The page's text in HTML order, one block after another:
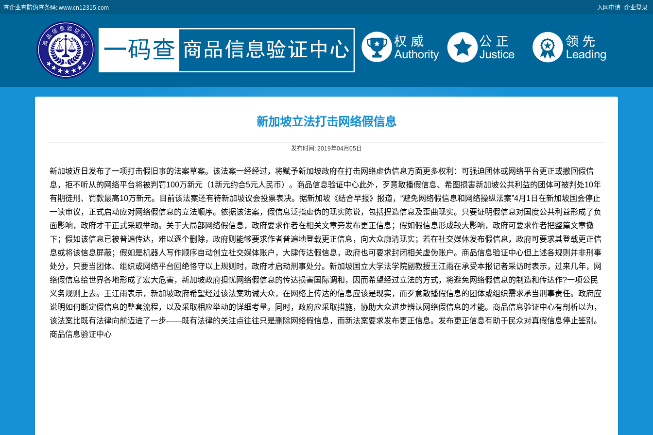
查企业查防伪查条码: www.cn12315.com 入网申请 企业登录
新加坡立法打击网络假信息
发布时间: 2019年04月05日
新加坡近日发布了一项打击假旧事的法案草案。该法案一经经过，将赋予新加坡政府在打击网络虚伪信息方面更多权利：可强迫团体或网络平台更正或撤回假信
息，拒不听从的网络平台将被判罚100万新元（1新元约合5元人民币）。 商品信息验证中心此外，歹意散播假信息、希图损害新加坡公共利益的团体可被判处10年
有期徒刑、罚款最高10万新元。目前该法案还有待新加坡议会投票表决。据新加坡《结合早报》报道，“避免网络假信息和网络操纵法案”4月1日在新加坡国会停止
一读审议，正式启动应对网络假信息的立法顺序。依据该法案，假信息泛指虚伪的现实陈说，包括捏造信息及歪曲现实。只要证明假信息对国度公共利益形成了负
面影响，政府才干正式采取举动。关于大局部网络假信息，政府要求作者在相关文章旁发布更正信息；假如假信息形成较大影响，政府可要求作者把整篇文章撤
下；假如该信息已被普遍传达，难以逐个删除，政府则能够要求作者普遍地登载更正信息，向大众廓清现实；若在社交媒体发布假信息，政府可要求其登载更正信
息或将该信息屏蔽；假如是机器人写作顺序自动创立社交媒体账户，大肆传达假信息，政府也可要求封闭相关虚伪账户。 商品信息验证中心但上述各规则并非刑事
处分，只要当团体、组织或网络平台回绝恪守以上规则时，政府才启动刑事处分。新加坡国立大学法学院副教授王江雨在承受本报记者采访时表示，过来几年，网
络假信息给世界各地形成了宏大危害，新加坡政府担忧网络假信息的传达损害国际调和，因而希望经过立法的方式，将避免网络假信息的制造和传达作?一项公民
义务规则上去。王江雨表示，新加坡政府希望经过该法案劝诫大众，在网络上传达的信息应该是现实，而歹意散播假信息的团体或组织需求承当刑事责任。政府应
说明如何断定假信息的整套流程，以及采取相应举动的详细考量。同时，政府应采取措施，协助大众进步辨认网络假信息的才能。 商品信息验证中心有剖析以为，
该法案比既有法律向前迈进了一步——既有法律的关注点往往只是删除网络假信息，而新法案要求发布更正信息。发布更正信息有助于民众对真假信息停止鉴别。
商品信息验证中心